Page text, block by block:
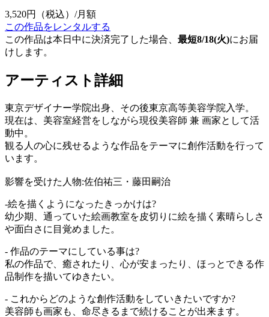
3,520円
（税込）/月額
この作品をレンタルする
この作品は本日中に決済完了した場合、 最短8/18(火)にお届
けします。
アーティスト詳細
東京デザイナー学院出身、その後東京高等美容学院入学。
現在は、美容室経営をしながら現役美容師 兼 画家として活
動中。
観る人の心に残せるような作品をテーマに創作活動を行って
います。
影響を受けた人物:佐伯祐三・藤田嗣治
-絵を描くようになったきっかけは?
幼少期、通っていた絵画教室を皮切りに絵を描く素晴らしさ
や面白さに目覚めました。
- 作品のテーマにしている事は?
私の作品で、癒されたり、心が安まったり、ほっとできる作
品制作を描いてゆきたい。
- これからどのような創作活動をしていきたいですか?
美容師も画家も、命尽きるまで続けることが出来ます。